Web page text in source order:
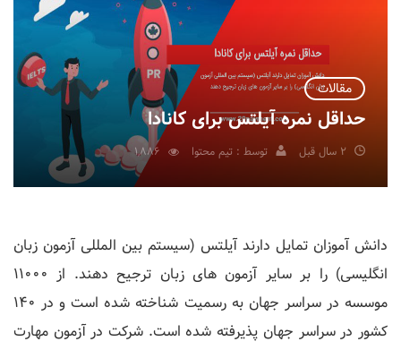
مقالات
حداقل نمره آیلتس برای کانادا
2 سال قبل توسط : تیم محتوا
دانش آموزان تمایل دارند آیلتس (سیستم بین المللی آزمون زبان
انگلیسی) را بر سایر آزمون های زبان ترجیح دهند. از 11000
موسسه در سراسر جهان به رسمیت شناخته شده است و در 140
کشور در سراسر جهان پذیرفته شده است. شرکت در آزمون مهارت